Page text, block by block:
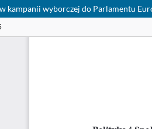
kampanii wyborczej do Parlamentu